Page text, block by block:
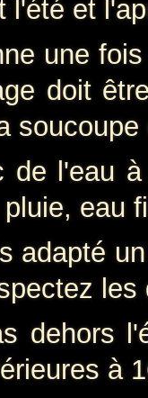
l'été et
une
doit
de l'eau
eau
adapté
dehors
à